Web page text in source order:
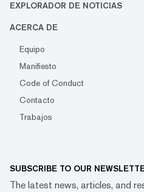
EXPLORADOR DE NOTICIAS
ACERCA DE
Equipo
Manifiesto
Code of Conduct
Contacto
Trabajos
SUBSCRIBE TO OUR
The latest news, articles, and